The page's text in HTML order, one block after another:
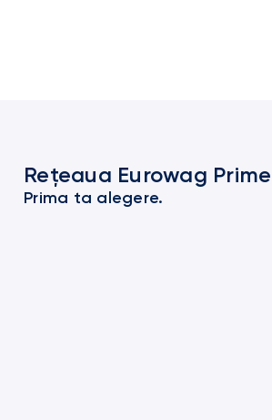
Rețeaua Eurowag Prime
Prima ta alegere.